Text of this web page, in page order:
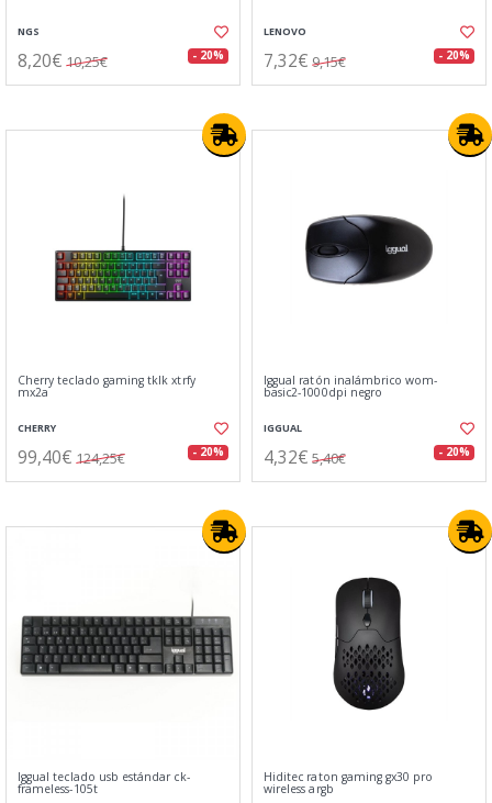
NGS
8,20€ 10,25€ - 20%
LENOVO
7,32€ 9,15€ - 20%
Cherry teclado gaming tklk xtrfy
mx2a
CHERRY
99,40€ 124,25€ - 20%
Iggual ratón inalámbrico wom-
basic2-1000dpi negro
IGGUAL
4,32€ 5,40€ - 20%
Iggual teclado usb estándar ck-
frameless-105t
Hiditec raton gaming gx30 pro
wireless argb